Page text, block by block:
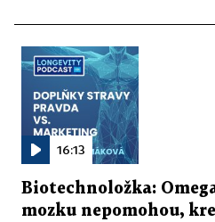
16:13
Biotechnoložka:
mozku nepomohou,